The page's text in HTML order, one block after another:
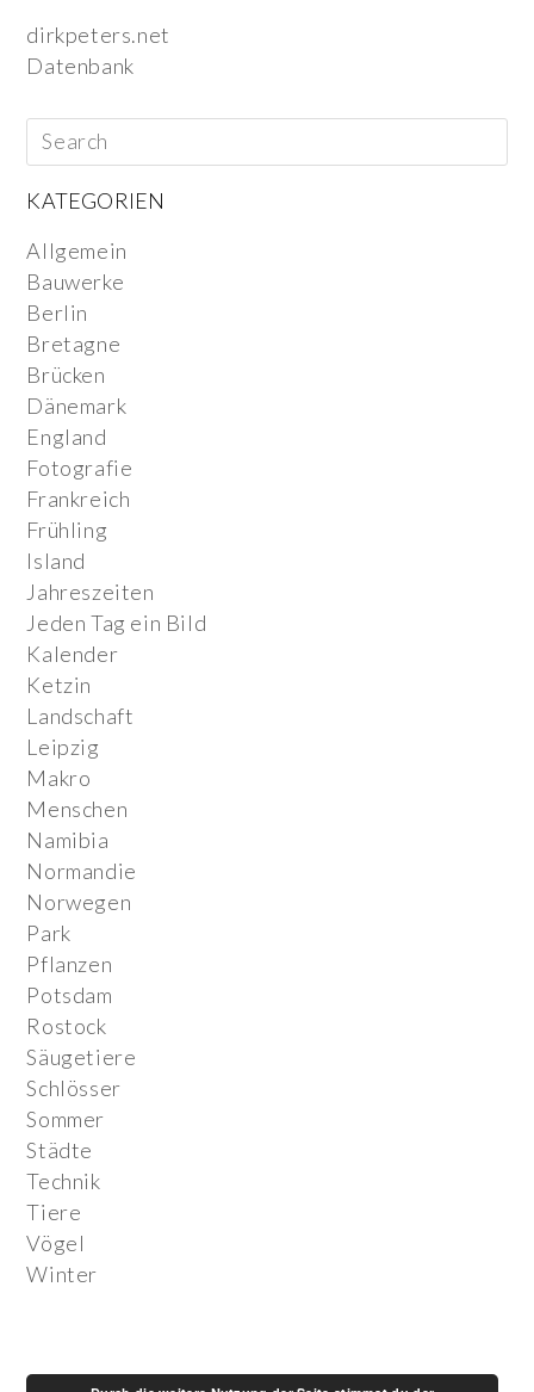
dirkpeters.net
Datenbank
KATEGORIEN
Allgemein
Bauwerke
Berlin
Bretagne
Brücken
Dänemark
England
Fotografie
Frankreich
Frühling
Island
Jahreszeiten
Jeden Tag ein Bild
Kalender
Ketzin
Landschaft
Leipzig
Makro
Menschen
Namibia
Normandie
Norwegen
Park
Pflanzen
Potsdam
Rostock
Säugetiere
Schlösser
Sommer
Städte
Technik
Tiere
Vögel
Winter